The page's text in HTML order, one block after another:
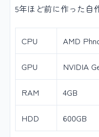
5年ほど前に作った自
CPU AMD
GPU NVIDIA
RAM 4GB
HDD 600GB